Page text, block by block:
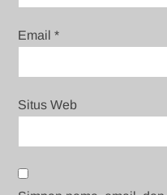
Email*
Situs Web